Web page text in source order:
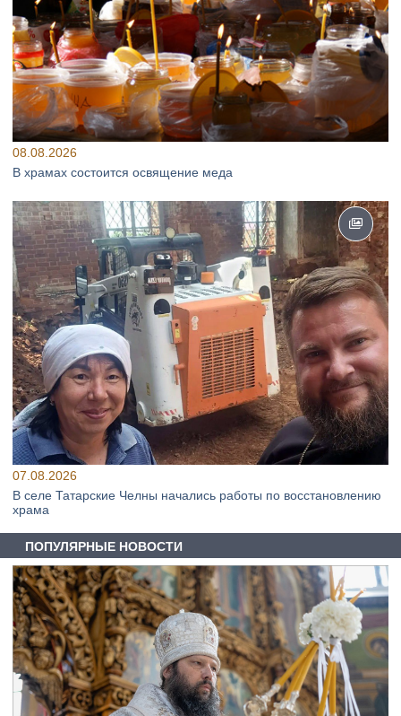
08.08.2026
В храмах состоится освящение меда
07.08.2026
В селе Татарские Челны начались работы по восстановлению
храма
ПОПУЛЯРНЫЕ НОВОСТИ